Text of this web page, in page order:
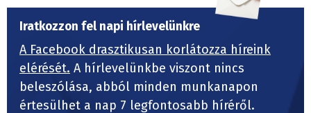
Iratkozzon fel napi hírlevelünkre
A Facebook drasztikusan korlátozza híreink
elérését. A hírlevelünkbe viszont nincs
beleszólása, abból minden munkanapon
értesülhet a nap 7 legfontosabb híréről.